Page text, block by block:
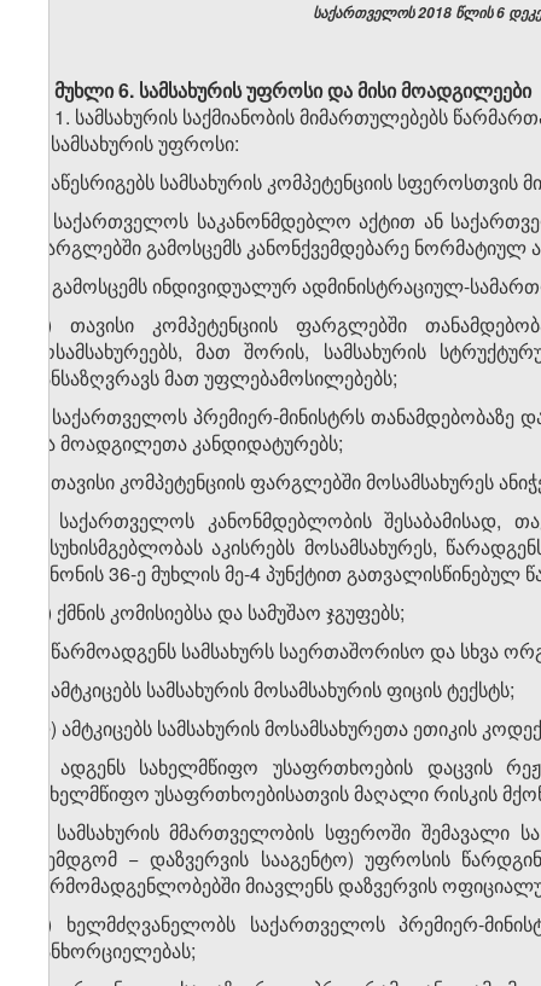
საქართველოს 2018 წლის 6
მუხლი 6. სამსახურის უფროსი და მისი მოადგილეები
1. სამსახურის საქმიანობის მიმართულებებს
2. სამსახურის უფროსი:
ა) აწესრიგებს სამსახურის კომპეტენციის სფეროსთვის
ბ) საქართველოს საკანონმდებლო აქტით ან
ფარგლებში გამოსცემს კანონქვემდებარე ნორმატიულ
გ) გამოსცემს ინდივიდუალურ ადმინისტრაციულ-
დ) თავისი კომპეტენციის ფარგლებში
მოსამსახურეებს, მათ შორის, სამსახურის
განსაზღვრავს მათ უფლებამოსილებებს;
ე) საქართველოს პრემიერ-მინისტრს თანამდებობაზე
და მოადგილეთა კანდიდატურებს;
ვ) თავისი კომპეტენციის ფარგლებში მოსამსახურეს
ზ) საქართველოს კანონმდებლობის შესაბამისად,
პასუხისმგებლობას აკისრებს მოსამსახურეს,
კანონის 36-ე მუხლის მე-4 პუნქტით გათვალისწინებულ
თ) ქმნის კომისიებსა და სამუშაო ჯგუფებს;
ი) წარმოადგენს სამსახურს საერთაშორისო და სხვა
კ) ამტკიცებს სამსახურის მოსამსახურის ფიცის ტექსტს;
ლ) ამტკიცებს სამსახურის მოსამსახურეთა ეთიკის
მ) ადგენს სახელმწიფო უსაფრთხოების დაცვის
სახელმწიფო უსაფრთხოებისათვის მაღალი რისკის
ნ) სამსახურის მმართველობის სფეროში შემავალი
(შემდგომ − დაზვერვის სააგენტო) უფროსის
წარმომადგენლობებში მიავლენს დაზვერვის
ო) ხელმძღვანელობს საქართველოს პრემიერ-
განხორციელებას;